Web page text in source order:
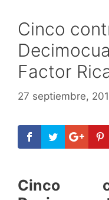
Cinco
Factor
27 septiembre,
Cinco